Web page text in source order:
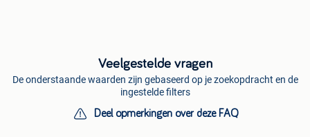
Veelgestelde vragen
De onderstaande waarden zijn gebaseerd op je zoekopdracht en de
ingestelde filters
Deel opmerkingen over deze FAQ